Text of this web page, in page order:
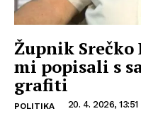
Župnik Srečko
mi popisali s
grafiti
POLITIKA 20. 4. 2026, 13:51